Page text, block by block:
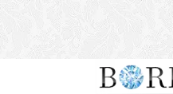
Bijuterii